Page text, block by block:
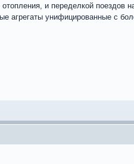
и переделкой поездов
агрегаты унифицированные с